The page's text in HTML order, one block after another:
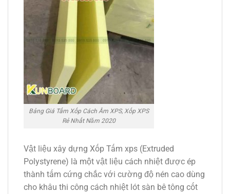
Bảng Giá Tấm Xốp Cách Âm XPS, Xốp XPS
Rẻ Nhất Năm 2020
Vật liệu xây dựng Xốp Tấm xps (Extruded
Polystyrene) là một vật liệu cách nhiệt được ép
thành tấm cứng chắc với cường độ nén cao dùng
cho khâu thi công cách nhiệt lót sàn bê tông cốt